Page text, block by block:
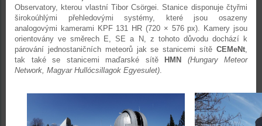
Observatory, kterou vlastní Tibor Csörgei. Stanice disponuje čtyřmi
širokoúhlými přehledovými systémy, které jsou osazeny
analogovými kamerami KPF 131 HR (720 × 576 px). Kamery jsou
orientovány ve směrech E, SE a N, z tohoto důvodu dochází k
párování jednostaničních meteorů jak se stanicemi sítě CEMeNt,
tak také se stanicemi maďarské sítě
HMN
(Hungary Meteor
Network, Magyar Hullócsillagok Egyesulet).